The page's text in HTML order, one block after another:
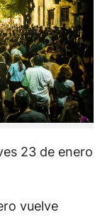
23 de enero
vuelve